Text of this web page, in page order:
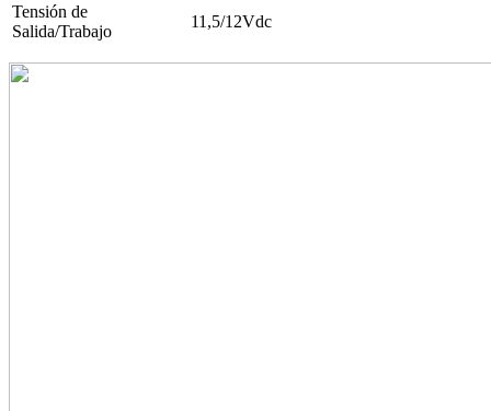
Tensión de
Salida/Trabajo
11,5/12Vdc